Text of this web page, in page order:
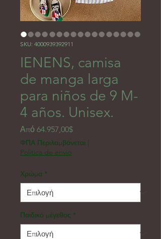
SKU: 4000939392911
IENENS, camisa
de manga larga
para niños de 9 M-
4 años. Unisex.
Από 64.957,00$Τιμή Έκπτωσης
ΦΠΑ Περιλαμβάνεται |
Politica de envio
Χρώμα *
Παιδικό μέγεθος *